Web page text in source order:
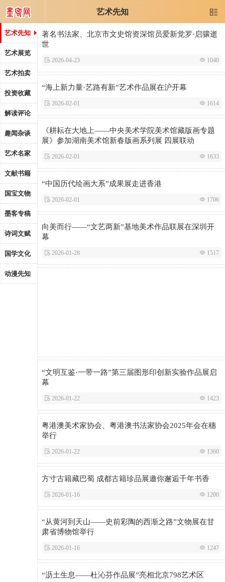
艺术先知 
艺术先知
艺术展览
艺术拍卖
投资收藏
解读评论
趣闻杂谈
艺术名家
文献书籍
国宝文物
墨客专稿
诗词文赋
国学文化
动漫先知
著名书法家、北京市文史馆资深馆员爱新觉罗·启骧逝
世
 2026-04-23  1040
“海上新力量·艺路有新”艺术作品展在沪开幕
 2026-02-01  1614
《耕耘在大地上——中央美术学院美术馆藏版画专题
展》参加湖南美术馆新春版画系列展 四展联动
 2026-02-01  1633
“中国历代绘画大系”成果展走进香港
 2026-02-01  1706
向美而行——“文艺两新”基地美术作品联展在深圳开
幕
 2026-01-28  1517
“文明互鉴·一带一路”第三届图形印创新实验作品展启
幕
 2026-01-22  1423
粤港澳美术家协会、粤港澳书法家协会2025年会在穗
举行
 2026-01-22  1360
方寸古籍藏巴蜀 成都古籍珍品展邀你邂逅千年书香
 2026-01-16  1200
“从黄河到天山——史前彩陶的西渐之路”文物展在甘
肃省博物馆举行
 2026-01-16  1247
“沥土生息——杜沁芬作品展”亮相北京798艺术区